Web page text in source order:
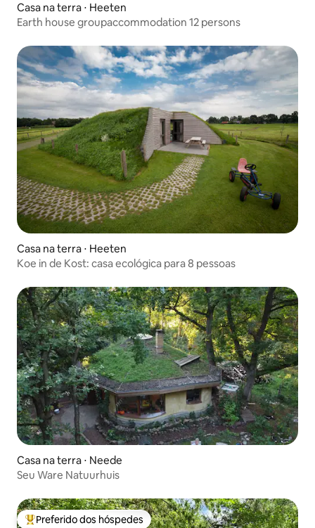
Casa na terra ⋅ Heeten
Earth house groupaccommodation 12 persons
Casa na terra ⋅ Heeten
Koe in de Kost: casa ecológica para 8 pessoas
Casa na terra ⋅ Neede
Seu Ware Natuurhuis
Preferido dos hóspedes